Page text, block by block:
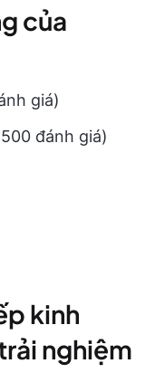
của
giá)
đánh giá)
kinh
nghiệm